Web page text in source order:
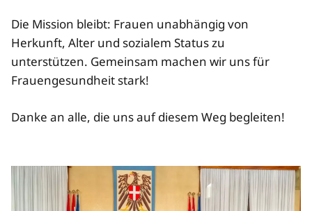
Die Mission bleibt: Frauen unabhängig von
Herkunft, Alter und sozialem Status zu
unterstützen. Gemeinsam machen wir uns für
Frauengesundheit stark!
Danke an alle, die uns auf diesem Weg begleiten!